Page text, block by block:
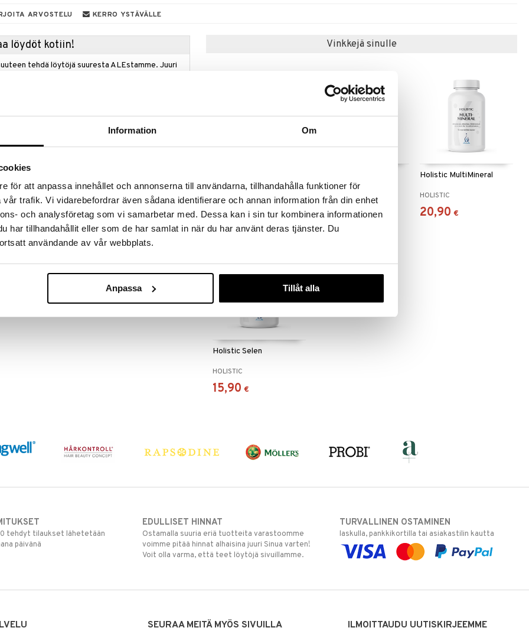
Information Om
för att anpassa innehållet och annonserna till användarna, tillhandahålla funktioner för
trafik. Vi vidarebefordrar även sådana identifierare och annan information från din enhet
och analysföretag som vi samarbetar med. Dessa kan i sin tur kombinera informationen
har tillhandahållit eller som de har samlat in när du har använt deras tjänster. Du
användande av vår webbplats.
Anpassa Tillåt alla
ARVOSTELU KERRO YSTÄVÄLLE
löydöt kotiin!
tehdä löytöjä suuresta ALEstamme. Juuri
ale-löydöt »
mukaan.
selluloosa), Nikotiiniamidi, D-alfa-
Pyridoksiinihydrokloridi, Riboflaviini,
Paakkuuntumisenestoaine (piidioksidi),
D-biotiini.
Vinkkejä sinulle
HOLISTIC
26,90 €
120mg
HOLISTIC
14,49 €
Holistic MultiMineral
HOLISTIC
20,90 €
Holistic Selen
HOLISTIC
15,90 €
tehdyt tilaukset lähetetään
päivänä
EDULLISET HINNAT
Ostamalla suuria eriä tuotteita varastoomme
voimme pitää hinnat alhaisina juuri Sinua varten!
Voit olla varma, että teet löytöjä sivuillamme.
TURVALLINEN OSTAMINEN
laskulla, pankkikortilla tai asiakastilin kautta
SEURAA MEITÄ MYÖS SIVUILLA ILMOITTAUDU UUTISKIRJEEMME